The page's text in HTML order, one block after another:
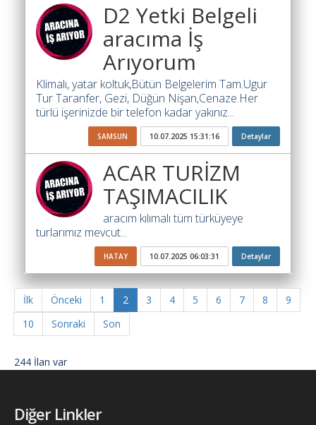
D2 Yetki Belgeli
aracıma İş
Arıyorum
Klimalı, yatar koltuk,Bütün Belgelerim Tam.Ugur
Tur Taranfer, Gezi, Düğün Nişan,Cenaze.Her
türlü işerinizde bir telefon kadar yakınız...
SAMSUN 10.07.2025 15:31:16 Detaylar
ACAR TURİZM
TAŞIMACILIK
aracım kılımalı tüm türküyeye
turlarımız mevcut...
HATAY 10.07.2025 06:03:31 Detaylar
İlk Önceki 1 2 3 4 5 6 7 8
9
10
Sonraki Son
244 İlan var
Diğer Linkler